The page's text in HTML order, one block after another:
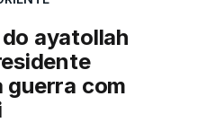
ayatollah
guerra com